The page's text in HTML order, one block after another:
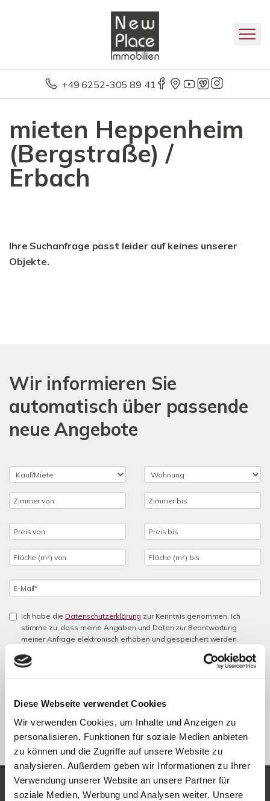
Diese Webseite verwendet Cookies
Wir verwenden Cookies, um Inhalte und Anzeigen zu
personalisieren, Funktionen für soziale Medien anbieten
zu können und die Zugriffe auf unsere Website zu
analysieren. Außerdem geben wir Informationen zu Ihrer
Verwendung unserer Website an unsere Partner für
soziale Medien, Werbung und Analysen weiter. Unsere
+49 6252-305 89 41
mieten Heppenheim
(Bergstraße) /
Erbach
Ihre Suchanfrage passt leider auf keines unserer
Objekte.
Wir informieren Sie
automatisch über passende
neue Angebote
Ich habe die Datenschutzerklärung zur Kenntnis genommen. Ich
stimme zu, dass meine Angaben und Daten zur Beantwortung
meiner Anfrage elektronisch erhoben und gespeichert werden.
Hinweis: Sie können Ihre Einwilligung jederzeit für die Zukunft per E-
UNSERE AUSZEICHNUNGEN